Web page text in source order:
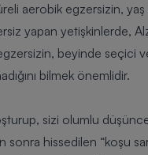
aerobik egzersizin,
yapan yetişkinlerde,
beyinde seçici
bilmek önemlidir.
sizi olumlu
sonra hissedilen “koşu